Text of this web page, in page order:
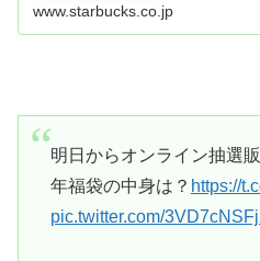
www.starbucks.co.jp
明日からオンライン抽選
年福袋の中身は？ https://
pic.twitter.com/